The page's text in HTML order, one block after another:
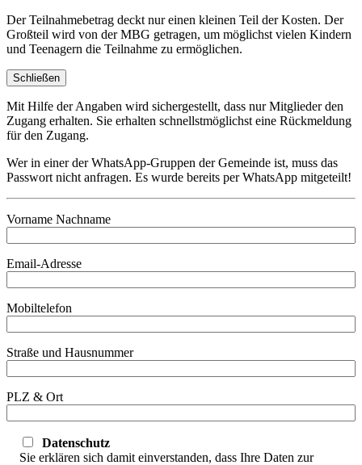
Der Teilnahmebetrag deckt nur einen kleinen Teil der Kosten. Der
Großteil wird von der MBG getragen, um möglichst vielen Kindern
und Teenagern die Teilnahme zu ermöglichen.
Schließen
Mit Hilfe der Angaben wird sichergestellt, dass nur Mitglieder den
Zugang erhalten. Sie erhalten schnellstmöglichst eine Rückmeldung
für den Zugang.
Wer in einer der WhatsApp-Gruppen der Gemeinde ist, muss das
Passwort nicht anfragen. Es wurde bereits per WhatsApp mitgeteilt!
Vorname Nachname
Email-Adresse
Mobiltelefon
Straße und Hausnummer
PLZ & Ort
Datenschutz
Sie erklären sich damit einverstanden, dass Ihre Daten zur